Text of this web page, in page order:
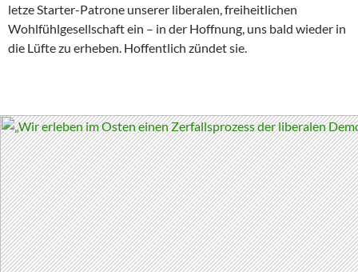
letze Starter-Patrone unserer liberalen, freiheitlichen
Wohlfühlgesellschaft ein – in der Hoffnung, uns bald wieder in
die Lüfte zu erheben. Hoffentlich zündet sie.